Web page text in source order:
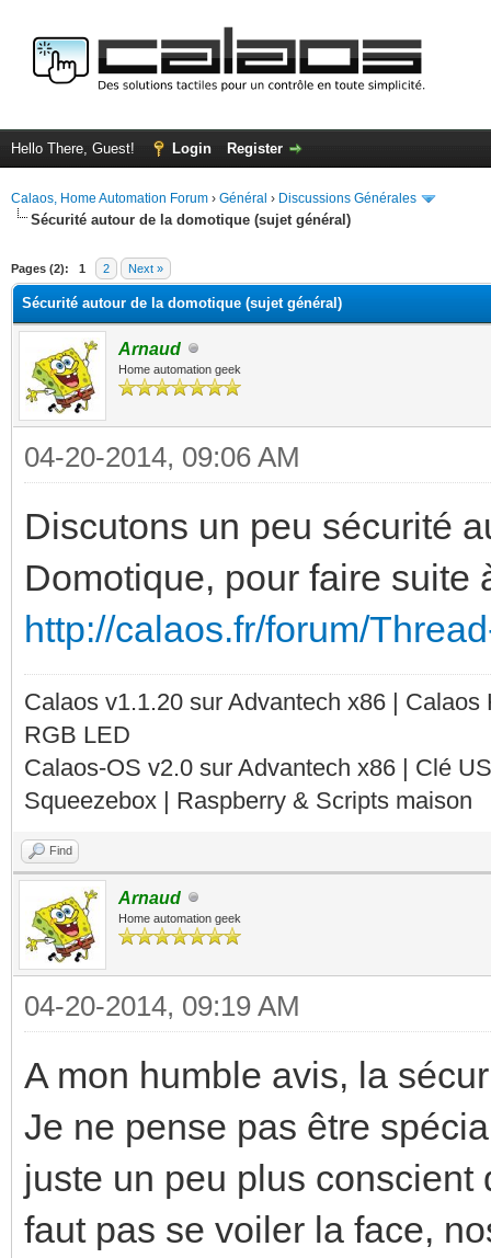
Hello There, Guest! Login Register
Calaos, Home Automation Forum › Général › Discussions Générales
Sécurité autour de la domotique (sujet général)
Pages (2): 1 2 Next »
Sécurité autour de la domotique (sujet général)
Arnaud
Home automation geek
04-20-2014, 09:06 AM
Discutons un peu sécurité
Domotique, pour faire suite
http://calaos.fr/forum/
Calaos v1.1.20 sur Advantech x86 |
RGB LED
Calaos-OS v2.0 sur Advantech x86 | Clé
Squeezebox | Raspberry & Scripts maison
Find
Arnaud
Home automation geek
04-20-2014, 09:19 AM
A mon humble avis, la
Je ne pense pas être
juste un peu plus
faut pas se voiler la face,